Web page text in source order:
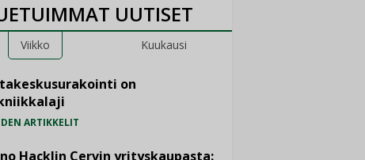
UUTISET
Viikko Kuukausi
on
ARTIKKELIT
Hacklin Cervin yrityskaupasta: